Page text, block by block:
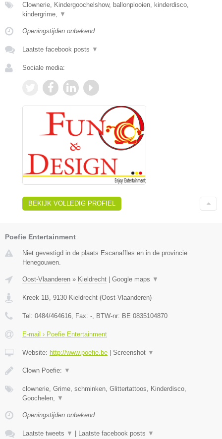
Clownerie, Kindergoochelshow, ballonplooien, kinderdisco,
kindergrime,
▼
Openingstijden onbekend
Laatste facebook posts ▼
Sociale media:
BEKIJK VOLLEDIG PROFIEL
Poefie Entertainment
Niet gevestigd in de plaats Escanaffles en in de provincie
Henegouwen.
Oost-Vlaanderen » Kieldrecht Google maps ▼
Kreek 1B, 9130 Kieldrecht (Oost-Vlaanderen)
Tel: 0484/464616, Fax: -, BTW-nr: BE 0835104870
E-mail › Poefie Entertainment
Website: http://www.poefie.be Screenshot ▼
Clown Poefie: ▼
clownerie, Grime, schminken, Glittertattoos, Kinderdisco,
Goochelen, ▼
Openingstijden onbekend
Laatste tweets ▼ Laatste facebook posts ▼